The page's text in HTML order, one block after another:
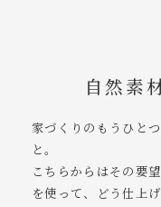
自然素
家づくりのもうひと
と。
こちらからはその要
を使って、どう仕上